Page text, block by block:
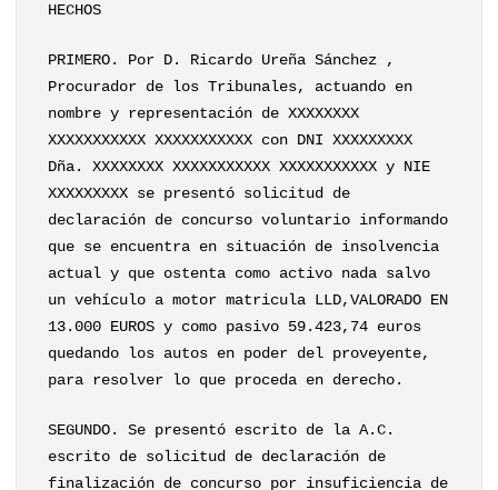
HECHOS
PRIMERO. Por D. Ricardo Ureña Sánchez ,
Procurador de los Tribunales, actuando en
nombre y representación de XXXXXXXX
XXXXXXXXXXX XXXXXXXXXXX con DNI XXXXXXXXX
Dña. XXXXXXXX XXXXXXXXXXX XXXXXXXXXXX y NIE
XXXXXXXXX se presentó solicitud de
declaración de concurso voluntario informando
que se encuentra en situación de insolvencia
actual y que ostenta como activo nada salvo
un vehículo a motor matricula LLD,VALORADO EN
13.000 EUROS y como pasivo 59.423,74 euros
quedando los autos en poder del proveyente,
para resolver lo que proceda en derecho.
SEGUNDO. Se presentó escrito de la A.C.
escrito de solicitud de declaración de
finalización de concurso por insuficiencia de